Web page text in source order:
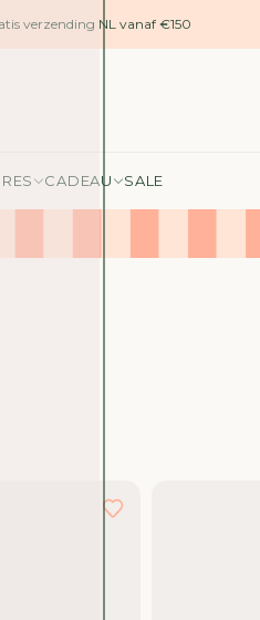
verzending NL vanaf €150
CADEAU SALE